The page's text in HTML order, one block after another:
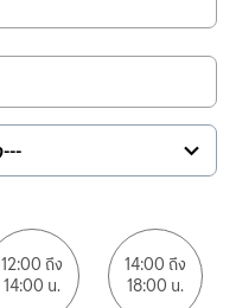
12:00 ถึง
14:00 น.
14:00 ถึง
18:00 น.